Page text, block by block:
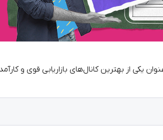
یکی از بهترین کانال‌های بازاریابی قوی و